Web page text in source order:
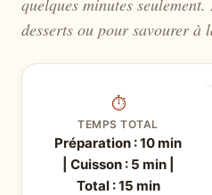
desserts ou pour savourer à
⏱
TEMPS TOTAL
Préparation : 10 min
| Cuisson : 5 min |
Total : 15 min